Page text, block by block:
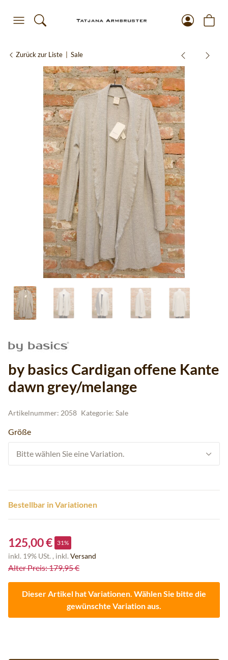
Zurück zur Liste Sale
by basics Cardigan offene Kante
dawn grey/melange
Artikelnummer: 2058 Kategorie: Sale
Größe
Bitte wählen Sie eine Variation.
Bestellbar in Variationen
125,00 € 31%
inkl. 19% USt. , inkl. Versand
Alter Preis: 179,95 €
Dieser Artikel hat Variationen. Wählen Sie bitte die
gewünschte Variation aus.